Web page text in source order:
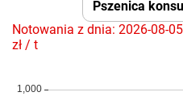
Notowania z dnia: 2026-08-
zł / t